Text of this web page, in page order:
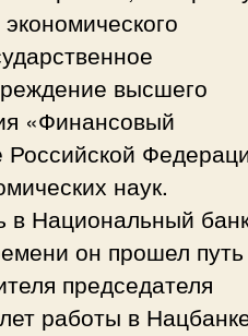
высшего
«Финансовый
Российской
наук.
в Национальный
он прошел
председателя
работы в